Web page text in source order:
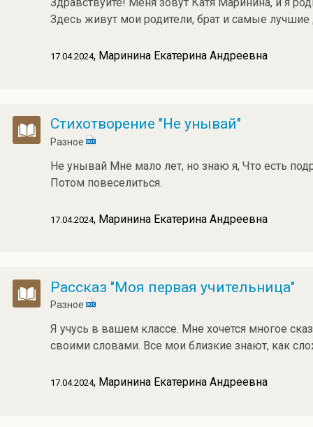
Здравствуйте! Меня зовут Катя Маринина, и я
Здесь живут мои родители, брат и самые
17.04.2024, Маринина Екатерина Андреевна
Стихотворение "Не унывай"
Разное
Не унывай Мне мало лет, но знаю я, Что есть
Потом повеселиться.
17.04.2024, Маринина Екатерина Андреевна
Рассказ "Моя первая учительница"
Разное
Я учусь в вашем классе. Мне хочется многое
своими словами. Все мои близкие знают, как
17.04.2024, Маринина Екатерина Андреевна